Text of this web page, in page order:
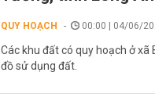
QUY HOẠCH 00:00 | 04/06/
Các khu đất có quy hoạch ở xã
đồ sử dụng đất.